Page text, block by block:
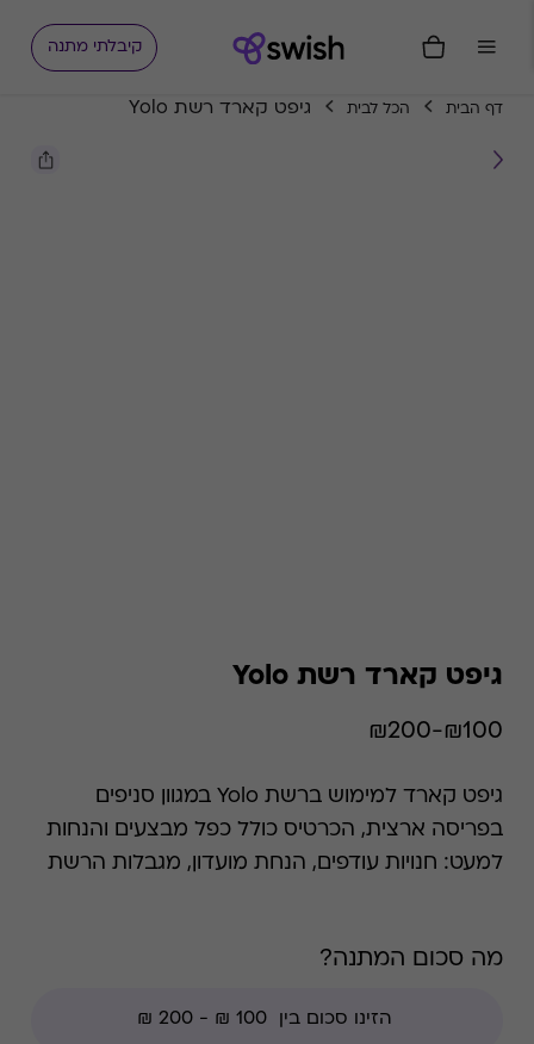
קיבלתי מתנה
דף הבית הכל לבית גיפט קארד רשת Yolo
גיפט קארד רשת Yolo
₪100-₪200
גיפט קארד למימוש ברשת Yolo במגוון סניפים
בפריסה ארצית, הכרטיס כולל כפל מבצעים והנחות
למעט: חנויות עודפים, הנחת מועדון, מגבלות הרשת
מה סכום המתנה?